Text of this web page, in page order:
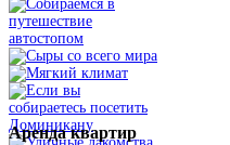
Арендаквартир